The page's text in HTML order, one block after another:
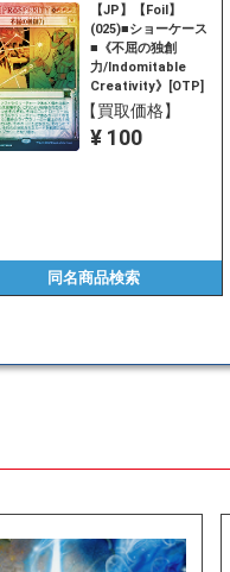
【JP】【Foil】
(025)■ショーケース
■《不屈の独創
力/Indomitable
Creativity》[OTP]
赤R
【買取価格】
¥ 100
同名商品検索